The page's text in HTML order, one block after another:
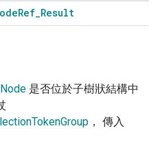
Ref_Result
Node 是否位於子樹狀結構中
， 傳入